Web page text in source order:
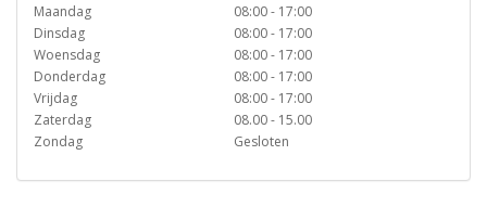
Maandag
08:00 - 17:00
Dinsdag
08:00 - 17:00
Woensdag
08:00 - 17:00
Donderdag
08:00 - 17:00
Vrijdag
08:00 - 17:00
Zaterdag
08.00 - 15.00
Zondag
Gesloten